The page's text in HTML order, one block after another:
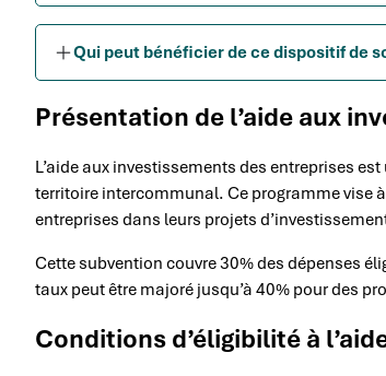
Qui peut bénéficier de ce dispositif de
Présentation de l’aide aux
L’aide aux investissements des entreprises
territoire intercommunal. Ce programme vise
entreprises dans leurs projets
Cette subvention couvre 30% des dépenses
taux peut être majoré jusqu’à 40% pour des
Conditions d’éligibilité à